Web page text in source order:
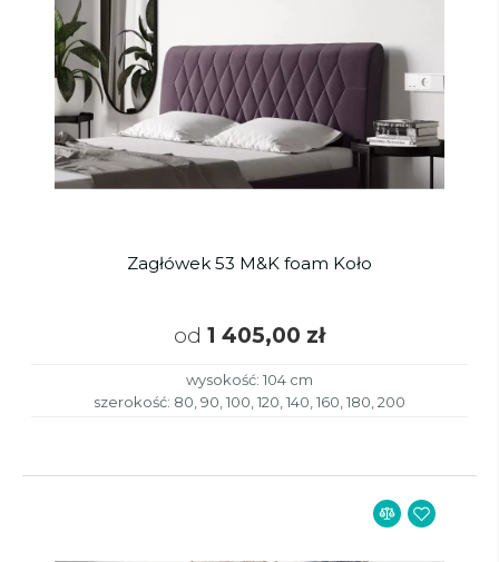
Zagłówek 53 M&K foam Koło
od 1 405,00 zł
wysokość: 104 cm
szerokość: 80, 90, 100, 120, 140, 160, 180, 200